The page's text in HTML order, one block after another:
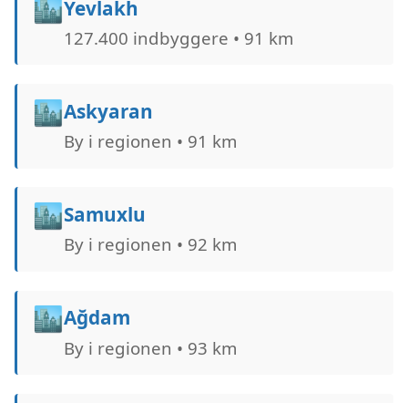
🏙️Yevlakh
127.400 indbyggere • 91 km
🏙️Askyaran
By i regionen • 91 km
🏙️Samuxlu
By i regionen • 92 km
🏙️Ağdam
By i regionen • 93 km